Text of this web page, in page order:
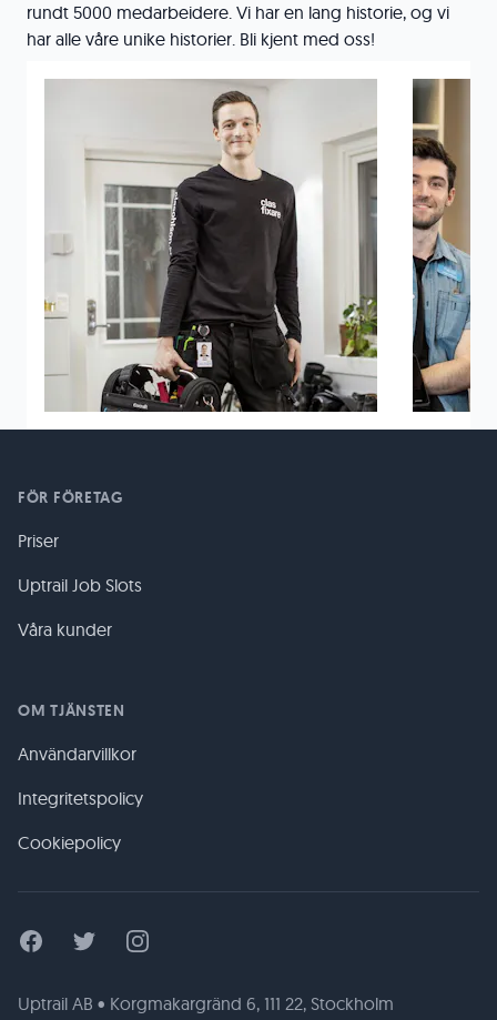
rundt 5000 medarbeidere. Vi har en lang historie, og vi
har alle våre unike historier. Bli kjent med oss!
FÖR FÖRETAG
Priser
Uptrail Job Slots
Våra kunder
OM TJÄNSTEN
Användarvillkor
Integritetspolicy
Cookiepolicy
FacebookTwitter Instagram
Uptrail AB • Korgmakargränd 6, 111 22, Stockholm